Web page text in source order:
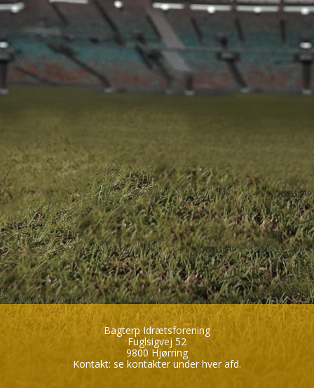
Bagterp Idrætsforening
Fuglsigvej 52
9800 Hjørring
Kontakt: se kontakter under hver afd.